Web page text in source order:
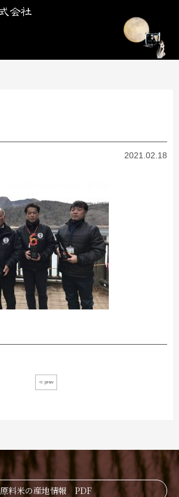
2021.02.18
≪ prev
原料米の産地情報 PDF